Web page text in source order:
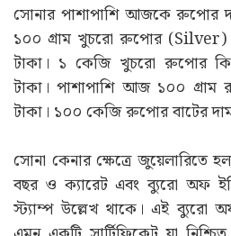
সোনার পাশাপাশি আজকে রুপোর
১০০ গ্ৰাম খুচরো রুপোর (Silver)
টাকা। ১ কেজি খুচরো রুপোর
টাকা। পাশাপাশি আজ ১০০
টাকা। ১০০ কেজি রুপোর বাটের
সোনা কেনার ক্ষেত্রে জুয়েলারিতে
বছর ও ক্যারেট এবং ব্যুরো অফ
স্ট্যাম্প উল্লেখ থাকে। এই ব্যুরো